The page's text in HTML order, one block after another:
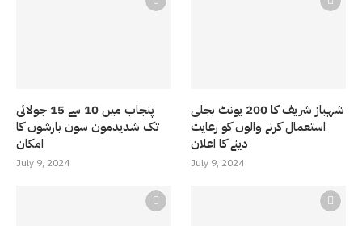
پنجاب میں 10 سے 15 جولائی
تک شدیدمون سون بارشوں کا
امکان
July 9, 2024
شہباز شریف کا 200 یونٹ بجلی
استعمال کرنے والوں کو رعایت
دینے کا اعلان
July 9, 2024